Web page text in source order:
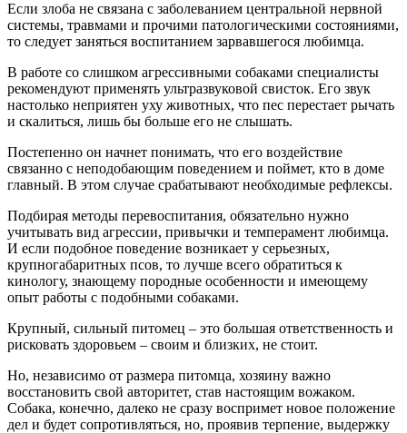
Если злоба не связана с заболеванием центральной нервной
системы, травмами и прочими патологическими состояниями,
то следует заняться воспитанием зарвавшегося любимца.
В работе со слишком агрессивными собаками специалисты
рекомендуют применять ультразвуковой свисток. Его звук
настолько неприятен уху животных, что пес перестает рычать
и скалиться, лишь бы больше его не слышать.
Постепенно он начнет понимать, что его воздействие
связанно с неподобающим поведением и поймет, кто в доме
главный. В этом случае срабатывают необходимые рефлексы.
Подбирая методы перевоспитания, обязательно нужно
учитывать вид агрессии, привычки и темперамент любимца.
И если подобное поведение возникает у серьезных,
крупногабаритных псов, то лучше всего обратиться к
кинологу, знающему породные особенности и имеющему
опыт работы с подобными собаками.
Крупный, сильный питомец – это большая ответственность и
рисковать здоровьем – своим и близких, не стоит.
Но, независимо от размера питомца, хозяину важно
восстановить свой авторитет, став настоящим вожаком.
Собака, конечно, далеко не сразу воспримет новое положение
дел и будет сопротивляться, но, проявив терпение, выдержку